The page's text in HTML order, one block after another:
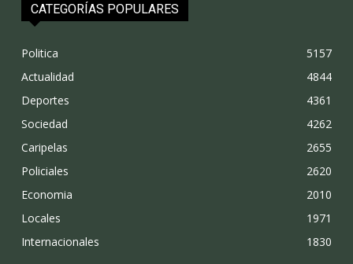
CATEGORÍAS POPULARES
Politica
5157
Actualidad
4844
Deportes
4361
Sociedad
4262
Caripelas
2655
Policiales
2620
Economia
2010
Locales
1971
Internacionales
1830